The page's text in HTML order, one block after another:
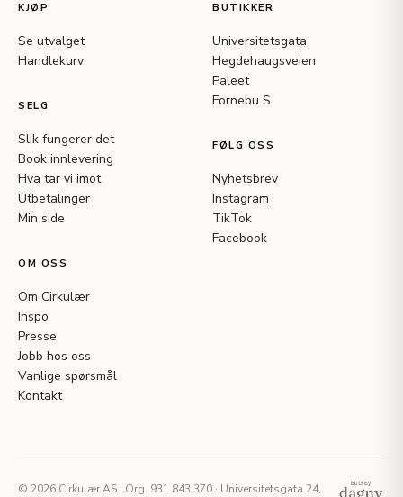
KJØP
Se utvalget
Handlekurv
SELG
Slik fungerer det
Book innlevering
Hva tar vi imot
Utbetalinger
Min side
OM OSS
Om Cirkulær
Inspo
Presse
Jobb hos oss
Vanlige spørsmål
Kontakt
BUTIKKER
Universitetsgata
Hegdehaugsveien
Paleet
Fornebu S
FØLG OSS
Nyhetsbrev
Instagram
TikTok
Facebook
© 2026 Cirkulær AS · Org. 931 843 370 · Universitetsgata 24,